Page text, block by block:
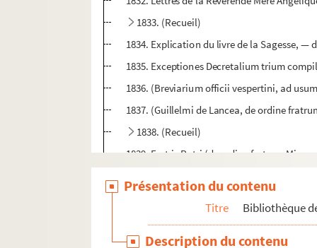
1833. (Recueil)
1834. Explication du livre de la Sagesse, —
1835. Exceptiones Decretalium trium
1836. (Breviarium officii vespertini, ad
1837. (Guillelmi de Lancea, de ordine
1838. (Recueil)
1839. Fratris Petri (de ordine fratrum
1843. Colucii Pyeri, cancellarii Florentini,
Présentation du contenu
Titre Bibliothèque
Description du contenu